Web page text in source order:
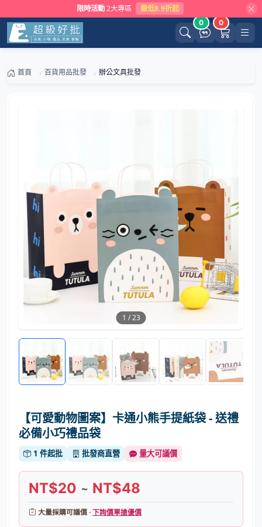
限時活動 2大專區 最低8.9折起
0 0
首頁 百貨用品批發 辦公文具批發
1 /23
【可愛動物圖案】卡通小熊手提紙袋 - 送禮
必備小巧禮品袋
1 件起批 批發商直營 量大可議價
NT$20 ~ NT$48
大量採購可議價 ·下詢價單搶優價